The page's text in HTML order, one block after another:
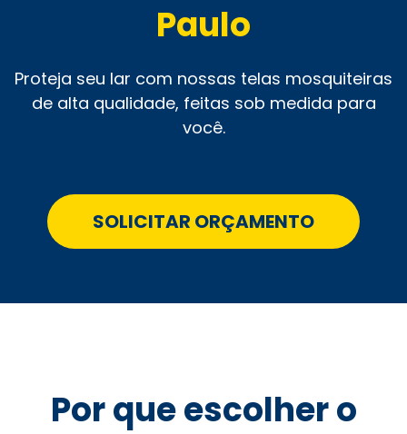
Paulo
Proteja seu lar com nossas telas mosquiteiras
de alta qualidade, feitas sob medida para
você.
SOLICITAR ORÇAMENTO
Por que escolher o